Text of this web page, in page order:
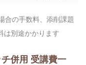
の手数料、 添削課題
は別途かかります
併用 受講費一